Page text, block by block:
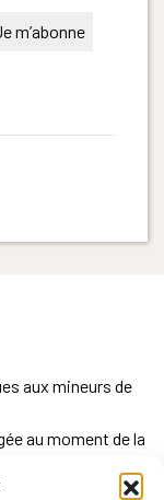
aux mineurs de
au moment de la